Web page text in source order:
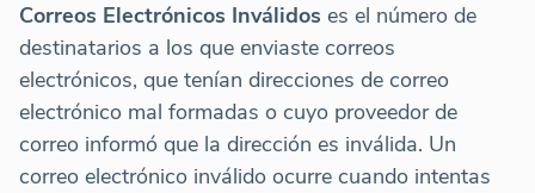
Correos Electrónicos Inválidos es el número de
destinatarios a los que enviaste correos
electrónicos, que tenían direcciones de correo
electrónico mal formadas o cuyo proveedor de
correo informó que la dirección es inválida. Un
correo electrónico inválido ocurre cuando intentas